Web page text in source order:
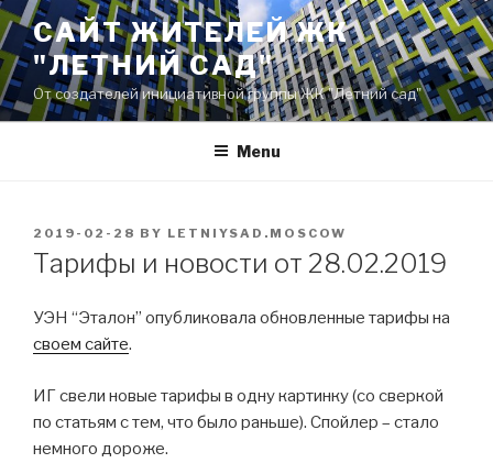
Skip
to
content
САЙТ ЖИТЕЛЕЙ ЖК
"ЛЕТНИЙ САД"
От создателей инициативной группы ЖК "Летний сад"
Menu
POSTED
ON
2019-02-28 BY LETNIYSAD.MOSCOW
Тарифы и новости от 28.02.2019
УЭН “Эталон” опубликовала обновленные тарифы на
своем сайте.
ИГ свели новые тарифы в одну картинку (со сверкой
по статьям с тем, что было раньше). Спойлер – стало
немного дороже.